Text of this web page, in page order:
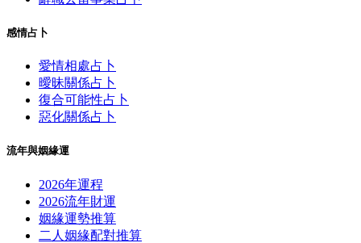
感情占卜
愛情相處占卜
曖昧關係占卜
復合可能性占卜
惡化關係占卜
流年與姻緣運
2026年運程
2026流年財運
姻緣運勢推算
二人姻緣配對推算